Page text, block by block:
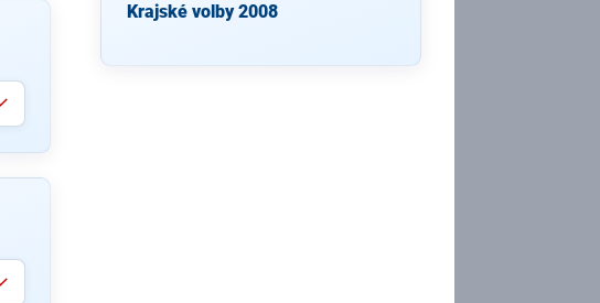
Krajské volby 2008